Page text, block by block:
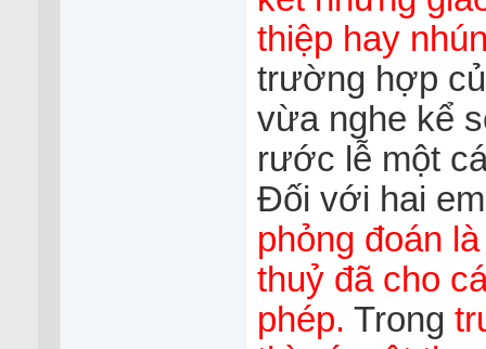
thiệp hay
trường hợp
vừa nghe kể
rước lễ một
Đối với hai
phỏng đoán
thuỷ đã cho
phép. Trong